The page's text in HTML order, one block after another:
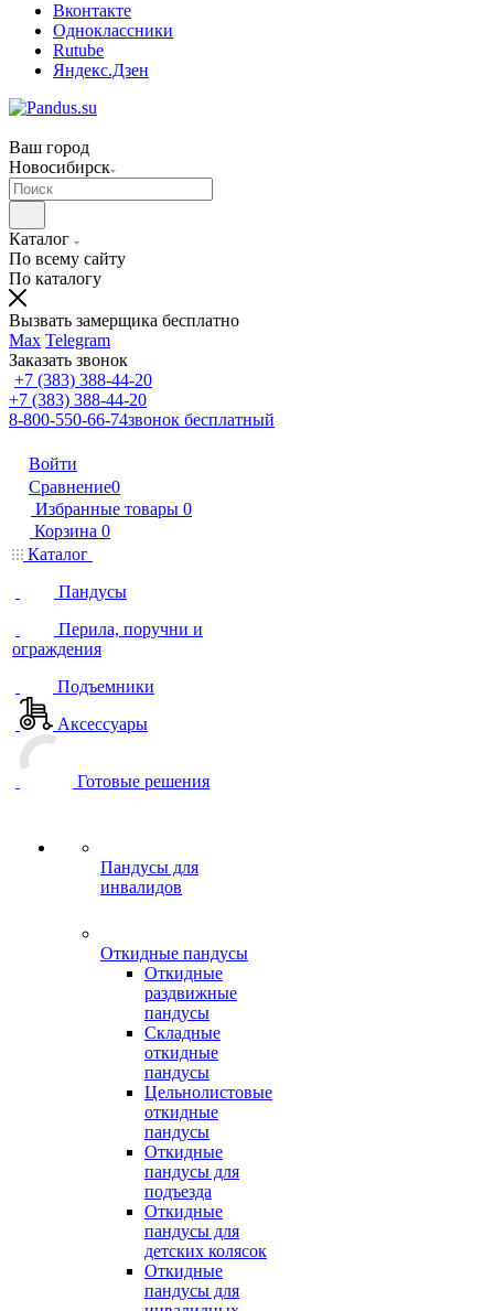
Вконтакте
Одноклассники
Rutube
Яндекс.Дзен
Ваш город
Новосибирск
Каталог
По всему сайту
По каталогу
Вызвать замерщика бесплатно
Max Telegram
Заказать звонок
+7 (383) 388-44-20
+7 (383) 388-44-20
8-800-550-66-74звонок бесплатный
Войти
Сравнение0
Избранные товары 0
Корзина 0
Каталог
Пандусы
Перила, поручни и
ограждения
Подъемники
Аксессуары
Готовые решения
Пандусы для
инвалидов
Откидные пандусы
Откидные
раздвижные
пандусы
Складные
откидные
пандусы
Цельнолистовые
откидные
пандусы
Откидные
пандусы для
подъезда
Откидные
пандусы для
детских колясок
Откидные
пандусы для